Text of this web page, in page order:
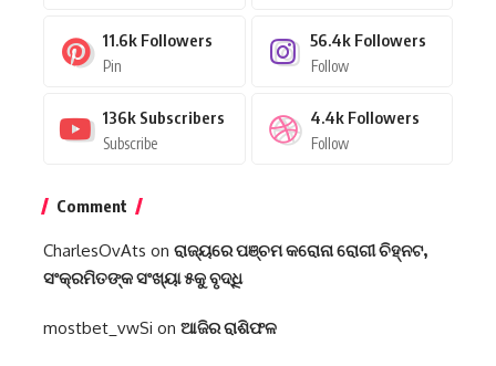
11.6k Followers
Pin
56.4k Followers
Follow
136k Subscribers
Subscribe
4.4k Followers
Follow
Comment
CharlesOvAts on ରାଜ୍ୟରେ ପଞ୍ଚମ କରୋନା ରୋଗୀ ଚିହ୍ନଟ,
ସଂକ୍ରମିତଙ୍କ ସଂଖ୍ୟା ୫କୁ ବୃଦ୍ଧି
mostbet_vwSi on ଆଜିର ରାଶିଫଳ